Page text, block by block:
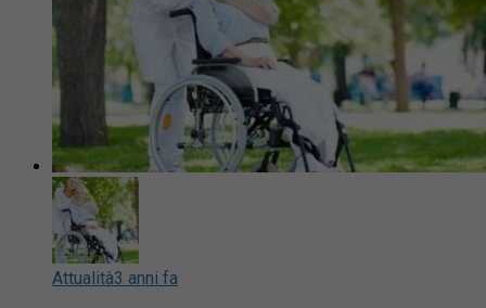
Attualità3 anni fa